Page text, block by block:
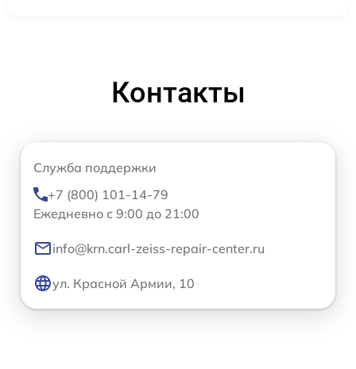
Контакты
Служба поддержки
+7 (800) 101-14-79
Ежедневно с 9:00 до 21:00
info@krn.carl-zeiss-repair-center.ru
ул. Красной Армии, 10